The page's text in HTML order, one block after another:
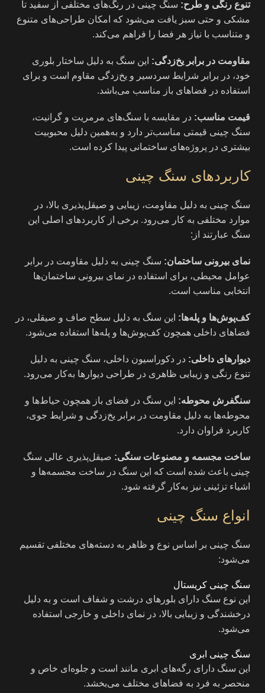
تنوع رنگی و طرح: سنگ چینی در رنگ‌های مختلفی از سفید تا
مشکی و حتی سبز یافت می‌شود که امکان طراحی‌های متنوع
و متناسب با نیاز هر فضا را فراهم می‌کند.
مقاومت در برابر یخ‌زدگی: این سنگ به دلیل ساختار بلوری
خود، در برابر شرایط سردسیر و یخ‌زدگی مقاوم است و برای
استفاده در فضاهای باز مناسب می‌باشد.
قیمت مناسب: در مقایسه با سنگ‌های مرمریت و گرانیت،
سنگ چینی قیمتی مناسب‌تر دارد و به‌همین دلیل محبوبیت
بیشتری در پروژه‌های ساختمانی پیدا کرده است.
کاربردهای سنگ چینی
سنگ چینی به دلیل مقاومت، زیبایی و صیقل‌پذیری بالا، در
موارد مختلفی به کار می‌رود. برخی از کاربردهای اصلی این
سنگ عبارتند از:
نمای بیرونی ساختمان: سنگ چینی به دلیل مقاومت در برابر
عوامل محیطی، برای استفاده در نمای بیرونی ساختمان‌ها
انتخابی مناسب است.
کف‌پوش‌ها و پله‌ها: این سنگ به دلیل سطح صاف و صیقلی، در
فضاهای داخلی همچون کف‌پوش‌ها و پله‌ها استفاده می‌شود.
دیوارهای داخلی: در دکوراسیون داخلی، سنگ چینی به دلیل
تنوع رنگی و زیبایی ظاهری در طراحی دیوارها به‌کار می‌رود.
سنگفرش محوطه: این سنگ در فضای باز همچون حیاط‌ها و
محوطه‌ها به دلیل مقاومت در برابر یخ‌زدگی و شرایط جوی،
کاربرد فراوان دارد.
ساخت مجسمه و مصنوعات سنگی: صیقل‌پذیری عالی سنگ
چینی باعث شده است که این سنگ در ساخت مجسمه‌ها و
اشیاء تزئینی نیز به‌کار گرفته شود.
انواع سنگ چینی
سنگ چینی بر اساس نوع و ظاهر به دسته‌های مختلفی تقسیم
می‌شود:
سنگ چینی کریستال
این نوع سنگ دارای بلورهای درشت و شفاف است و به دلیل
درخشندگی و زیبایی بالا، در نمای داخلی و خارجی استفاده
می‌شود.
سنگ چینی ابری
این سنگ دارای رگه‌های ابری مانند است و جلوه‌ای خاص و
منحصر به فرد به فضاهای مختلف می‌بخشد.